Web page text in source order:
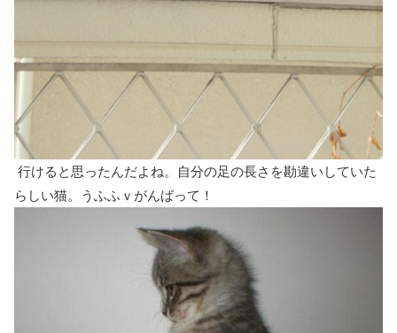
行けると思ったんだよね。自分の足の長さを勘違いしていた
らしい猫。うふふｖがんばって！